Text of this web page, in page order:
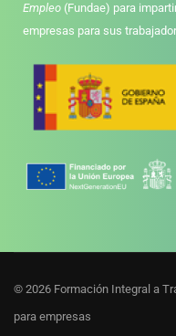
Empleo (Fundae) para
empresas para sus
© 2026 Formación Integral a
para empresas